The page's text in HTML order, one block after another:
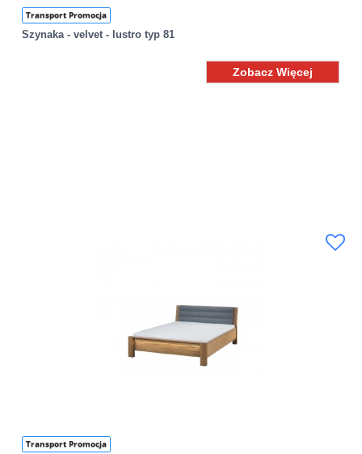
Transport Promocja
Szynaka - velvet - lustro typ 81
Zobacz Więcej
Transport Promocja